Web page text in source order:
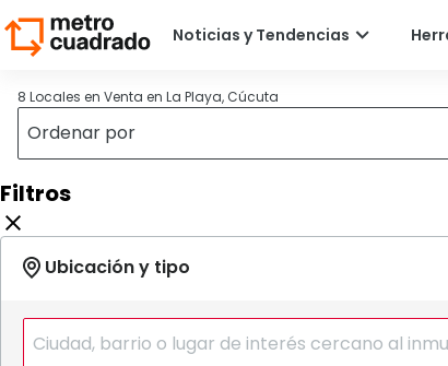
8 Locales en Venta en La Playa, Cúcuta
Filtros